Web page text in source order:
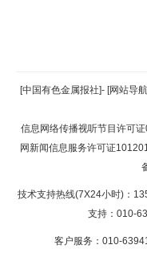
[中国有色金属报社]- [网站导
信息网络传播视听节目许可
网新闻信息服务许可证
技术支持热线(7X24小时)：
支持：010-
客户服务：010-